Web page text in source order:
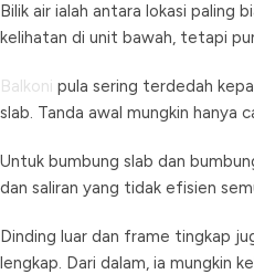
Bilik air ialah antara lokasi paling
kelihatan di unit bawah, tetapi
Balkoni pula sering terdedah
slab. Tanda awal mungkin hanya
Untuk bumbung slab dan
dan saliran yang tidak efisien
Dinding luar dan frame tingkap
lengkap. Dari dalam, ia mungkin